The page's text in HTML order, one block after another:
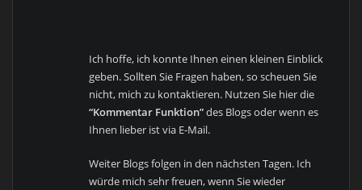
Ich hoffe, ich konnte Ihnen einen kleinen Einblick
geben. Sollten Sie Fragen haben, so scheuen Sie
nicht, mich zu kontaktieren. Nutzen Sie hier die
“Kommentar Funktion”des Blogs oder wenn es
Ihnen lieber ist via E-Mail.
Weiter Blogs folgen in den nächsten Tagen. Ich
würde mich sehr freuen, wenn Sie wieder